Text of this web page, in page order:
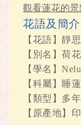
觀看蓮花的
花語及簡介
【花語】靜
【別名】荷
【學名】
【科屬】睡
【類型】多
【原產地】